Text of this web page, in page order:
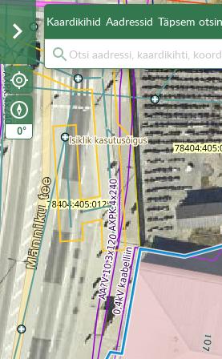
0°
Kaardikihid Aadressid Täpsem